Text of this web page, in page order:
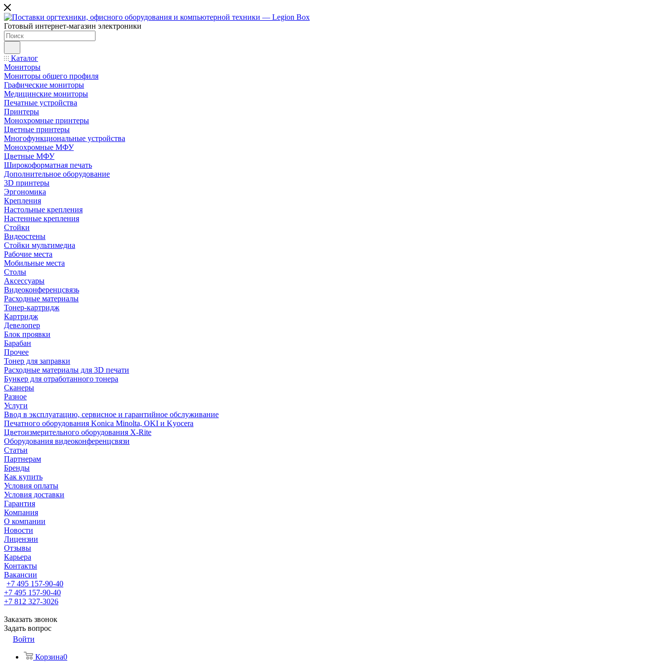
Готовый интернет-магазин электроники
Каталог
Мониторы
Мониторы общего профиля
Графические мониторы
Медицинские мониторы
Печатные устройства
Принтеры
Моноxромныe принтеры
Цвeтныe принтеры
Многофункциональные устройства
Монохромные МФУ
Цветные МФУ
Широкоформатная печать
Дополнительное оборудование
3D принтеры
Эргономика
Крепления
Настольные крепления
Настенные крепления
Стойки
Видеостены
Стойки мультимедиа
Рабочие места
Мобильные места
Столы
Аксессуары
Видеоконференцсвязь
Расходные материалы
Тонер-картридж
Картридж
Девелопер
Блок проявки
Барабан
Прочее
Тонер для заправки
Расходные материалы для 3D печати
Бункер для отработанного тонера
Сканеры
Разное
Услуги
Ввод в эксплуатацию, сервисное и гарантийное обслуживание
Печатного оборудования Konica Minolta, OKI и Kyocera
Цветоизмерительного оборудования X-Rite
Оборудования видеоконференцсвязи
Статьи
Партнерам
Бренды
Как купить
Условия оплаты
Условия доставки
Гарантия
Компания
О компании
Новости
Лицензии
Отзывы
Карьера
Контакты
Вакансии
+7 495 157-90-40
+7 495 157-90-40
+7 812 327-3026
Заказать звонок
Задать вопрос
Войти
Корзина0